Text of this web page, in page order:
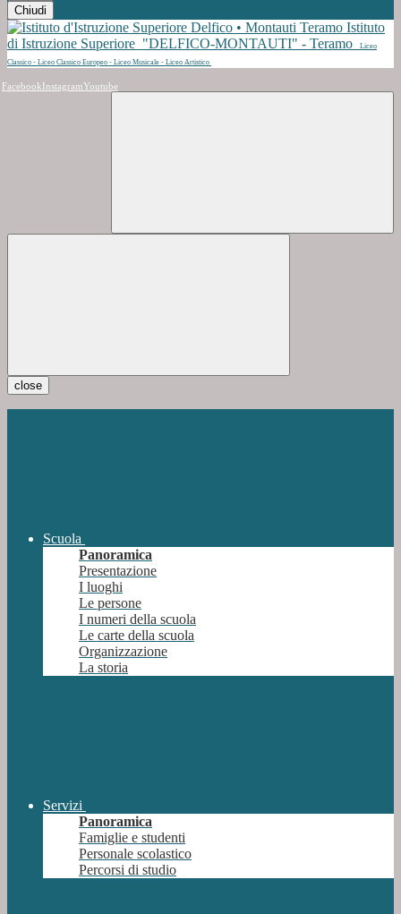
Chiudi
Istituto
di Istruzione Superiore "DELFICO-MONTAUTI" - Teramo
Liceo
Classico - Liceo Classico Europeo - Liceo Musicale - Liceo Artistico
Facebook InstagramYoutube
close
Scuola
Panoramica
Presentazione
I luoghi
Le persone
I numeri della scuola
Le carte della scuola
Organizzazione
La storia
Servizi
Panoramica
Famiglie e studenti
Personale scolastico
Percorsi di studio